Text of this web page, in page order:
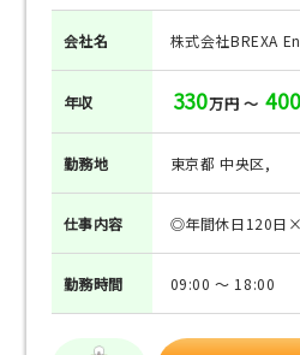
会社名 株式会社BREXA
年収 330万円 ～ 400
勤務地 東京都 中央区,
仕事内容 ◎年間休日120日
勤務時間 09:00 ～ 18:00